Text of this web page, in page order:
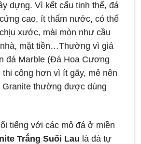
dựng. Vì kết cấu tinh thể, đá
cao, ít thấm nước, có thể
xước, mài mòn như cầu
mặt tiền…Thường vì giá
đá Marble (Đá Hoa Cương
thi công hơn vì ít gãy, mẻ nên
Granite thường được dùng
tiếng với các mỏ đá ở miền
Trắng Suối Lau là đá tự